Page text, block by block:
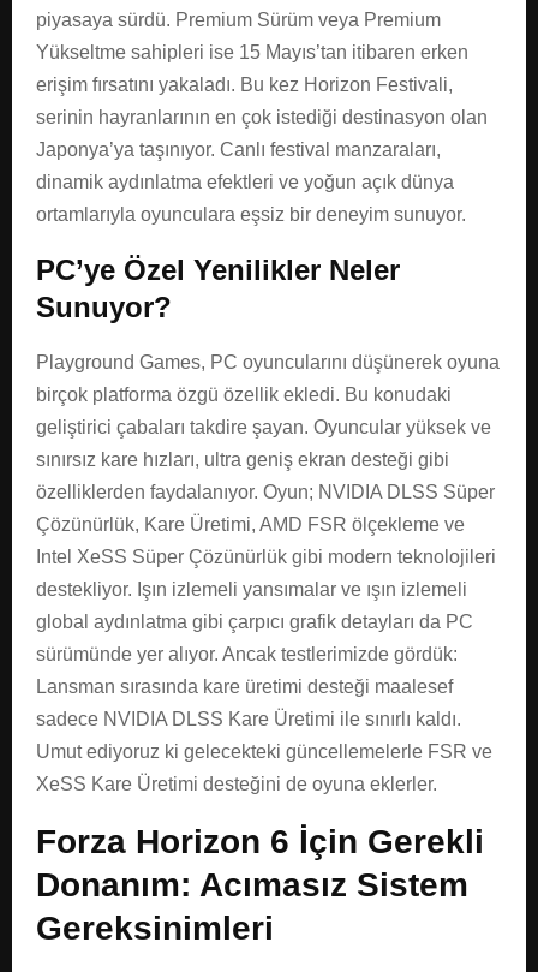
piyasaya sürdü. Premium Sürüm veya Premium
Yükseltme sahipleri ise 15 Mayıs’tan itibaren erken
erişim fırsatını yakaladı. Bu kez Horizon Festivali,
serinin hayranlarının en çok istediği destinasyon olan
Japonya’ya taşınıyor. Canlı festival manzaraları,
dinamik aydınlatma efektleri ve yoğun açık dünya
ortamlarıyla oyunculara eşsiz bir deneyim sunuyor.
PC’ye Özel Yenilikler Neler
Sunuyor?
Playground Games, PC oyuncularını düşünerek oyuna
birçok platforma özgü özellik ekledi. Bu konudaki
geliştirici çabaları takdire şayan. Oyuncular yüksek ve
sınırsız kare hızları, ultra geniş ekran desteği gibi
özelliklerden faydalanıyor. Oyun; NVIDIA DLSS Süper
Çözünürlük, Kare Üretimi, AMD FSR ölçekleme ve
Intel XeSS Süper Çözünürlük gibi modern teknolojileri
destekliyor. Işın izlemeli yansımalar ve ışın izlemeli
global aydınlatma gibi çarpıcı grafik detayları da PC
sürümünde yer alıyor. Ancak testlerimizde gördük:
Lansman sırasında kare üretimi desteği maalesef
sadece NVIDIA DLSS Kare Üretimi ile sınırlı kaldı.
Umut ediyoruz ki gelecekteki güncellemelerle FSR ve
XeSS Kare Üretimi desteğini de oyuna eklerler.
Forza Horizon 6 İçin Gerekli
Donanım: Acımasız Sistem
Gereksinimleri